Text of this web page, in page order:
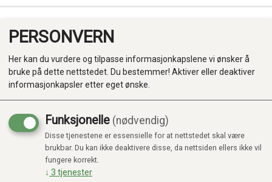
Produkter
Kategorier
PERSONVERN
Her kan du vurdere og tilpasse informasjonkapslene vi ønsker å
bruke på dette nettstedet. Du bestemmer! Aktiver eller deaktiver
informasjonkapsler etter eget ønske.
Funksjonelle (nødvendig)
Disse tjenestene er essensielle for at nettstedet skal være
brukbar. Du kan ikke deaktivere disse, da nettsiden ellers ikke vil
fungere korrekt.
↓ 3 tjenester